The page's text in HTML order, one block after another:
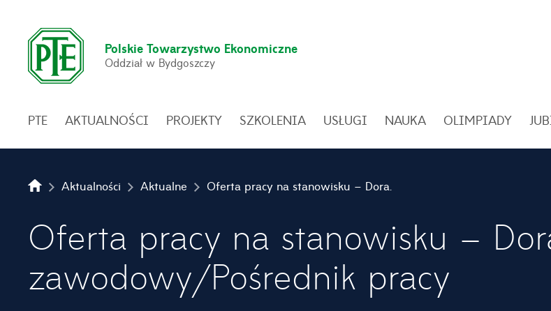
Polskie Towarzystwo Ekonomiczne
Oddział w Bydgoszczy
PTE AKTUALNOŚCI PROJEKTY SZKOLENIA USŁUGI NAUKA OLIMPIADY
Aktualności Aktualne Oferta pracy na stanowisku – Doradca zawodowy/Pośrednik pracy
Oferta pracy na stanowisku –
zawodowy/Pośrednik pracy